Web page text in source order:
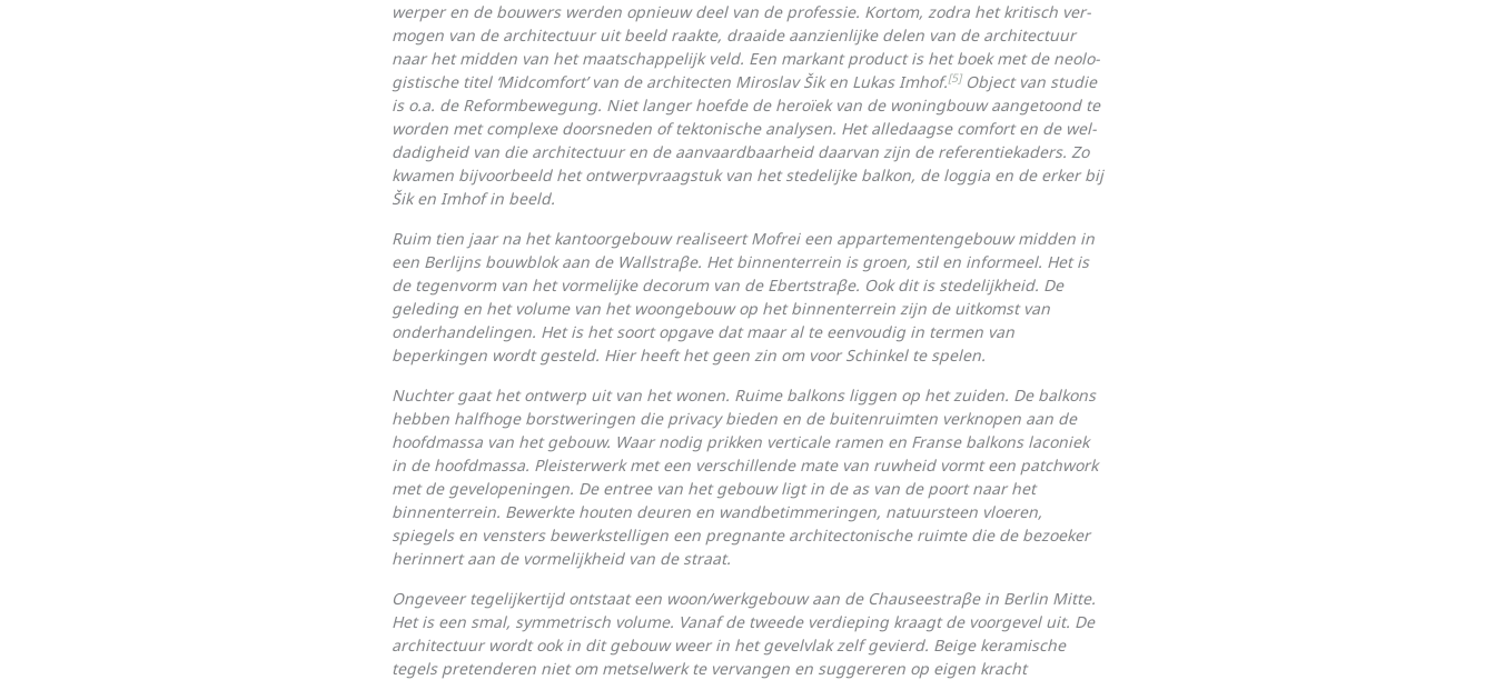
werper en de bouwers werden opnieuw deel van de professie. Kortom, zodra het kritisch ver­
mogen van de architectuur uit beeld raakte, draaide aanzienlijke delen van de architectuur
naar het midden van het maatschappelijk veld. Een markant product is het boek met de neolo­
gis­tische titel ‘Midcomfort’ van de architecten Miroslav Šik en Lukas Imhof.[5]Object van studie
is o.a. de Reformbewegung. Niet langer hoefde de heroïek van de woningbouw aange­toond te
worden met complexe doorsneden of tekto­nische analysen. Het alledaagse comfort en de wel­
dadigheid van die architectuur en de aan­vaard­baarheid daarvan zijn de referentiekaders. Zo
kwamen bijvoorbeeld het ontwerpvraagstuk van het stedelijke balkon, de loggia en de erker bij
Šik en Imhof in beeld.
Ruim tien jaar na het kantoorgebouw realiseert Mofrei een appartementengebouw midden in
een Berlijns bouwblok aan de Wallstraβe. Het binnenterrein is groen, stil en informeel. Het is
de tegenvorm van het vormelijke decorum van de Ebertstraβe. Ook dit is stedelijkheid. De
geleding en het volume van het woongebouw op het binnenterrein zijn de uitkomst van
onderhande­lingen. Het is het soort opgave dat maar al te eenvoudig in termen van
beperkingen wordt ge­steld. Hier heeft het geen zin om voor Schinkel te spelen.
Nuchter gaat het ontwerp uit van het wonen. Ruime balkons liggen op het zuiden. De balkons
hebben halfhoge borstweringen die privacy bieden en de buitenruimten verknopen aan de
hoofd­massa van het gebouw. Waar nodig prikken verticale ramen en Franse balkons laconiek
in de hoofdmassa. Pleisterwerk met een verschillende mate van ruwheid vormt een patchwork
met de gevelopeningen. De entree van het gebouw ligt in de as van de poort naar het
binnenterrein. Bewerkte houten deuren en wandbetimmeringen, natuursteen vloeren,
spiegels en vensters bewerkstelligen een pregnante architectonische ruimte die de bezoeker
herinnert aan de vorme­lijkheid van de straat.
Ongeveer tegelijkertijd ontstaat een woon/werkgebouw aan de Chauseestraβe in Berlin Mitte.
Het is een smal, symmetrisch volume. Vanaf de tweede verdieping kraagt de voorgevel uit. De
architectuur wordt ook in dit gebouw weer in het gevelvlak zelf gevierd. Beige keramische
tegels pretenderen niet om metselwerk te vervangen en suggereren op eigen kracht